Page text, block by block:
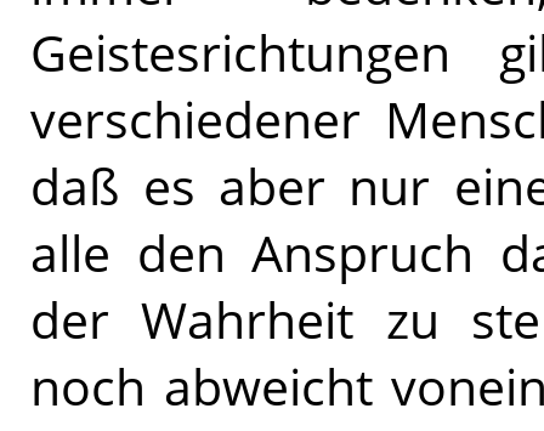
Geistesrichtungen
verschiedener
daß es aber nur
alle den Anspruch
der Wahrheit zu
noch abweicht